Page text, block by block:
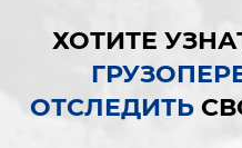
ХОТИТЕ
ОТСЛЕДИТЬ